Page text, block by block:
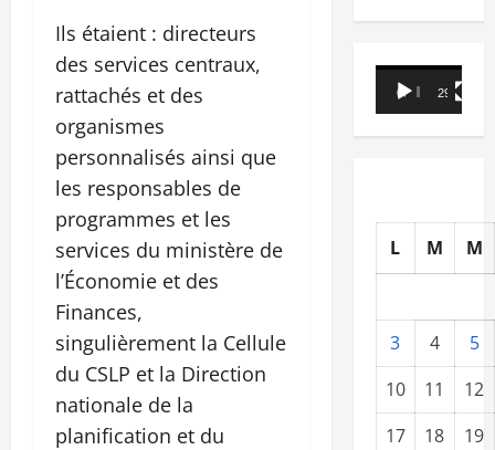
Ils étaient : directeurs
des services centraux,
rattachés et des
organismes
personnalisés ainsi que
les responsables de
programmes et les
services du ministère de
l’Économie et des
Finances,
singulièrement la Cellule
du CSLP et la Direction
nationale de la
planification et du
Lecteur
vidéo
00:00 29:21
L M M
3 4
5
10
11
12
17
18
19